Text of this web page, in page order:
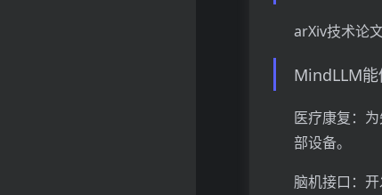
arXiv技术论
MindLLM能
医疗康复：
部设备。
脑机接口：